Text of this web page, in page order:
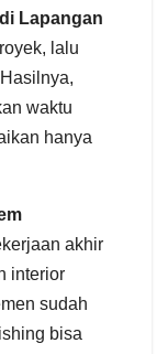
Lapangan
lalu
waktu
hanya
akhir
interior
sudah
bisa